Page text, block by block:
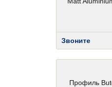
Звоните
Профиль